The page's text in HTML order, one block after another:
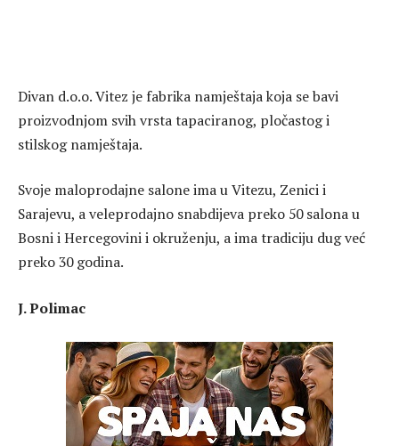
Divan d.o.o. Vitez je fabrika namještaja koja se bavi
proizvodnjom svih vrsta tapaciranog, pločastog i
stilskog namještaja.
Svoje maloprodajne salone ima u Vitezu, Zenici i
Sarajevu, a veleprodajno snabdijeva preko 50 salona u
Bosni i Hercegovini i okruženju, a ima tradiciju dug već
preko 30 godina.
J. Polimac